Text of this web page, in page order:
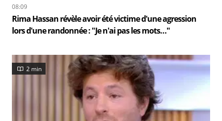
08:09
Rima Hassan révèle avoir été victime d'une agression
lors d'une randonnée : "Je n'ai pas les mots…"
2 min